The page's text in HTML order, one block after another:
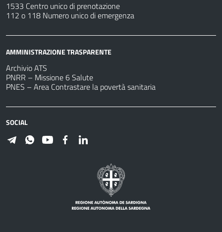
1533 Centro unico di prenotazione
112 o 118 Numero unico di emergenza
AMMINISTRAZIONE TRASPARENTE
Archivio ATS
PNRR – Missione 6 Salute
PNES – Area Contrastare la povertà sanitaria
SOCIAL